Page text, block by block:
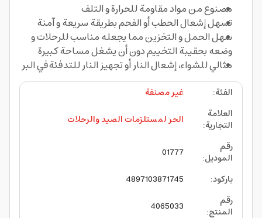
مصنوع من مواد مقاومة للحرارة و التلف
تسهل إشعال الحطب أو الفحم بطريقة سريعة و آمنة
سهل الحمل و التخزين مما يجعله مناسب للرحلات و
وضعه بحقيبة التخييم دون أن يشغل مساحة كبيرة
مثالي للشواء، إشعال النار أو تجهيز النار للتدفئةفي البر
الفئة:
غير مصنفة
العلامة
التجارية:
الحر لمستلزمات الصيد والرحلات
رقم
الموديل:
01777
باركود:
4897103871745
رقم
المنتج:
4065033